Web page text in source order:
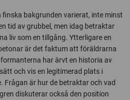
finska bakgrunden varierat, inte minst
tid av grubbel, men idag betraktar
liv som en tillgång. Ytterligare en
är det faktum att föräldrarna
har ärvt en historia av
och vis en legitimerad plats i
Frågan är hur de betraktar och vad
diskuterar också den position